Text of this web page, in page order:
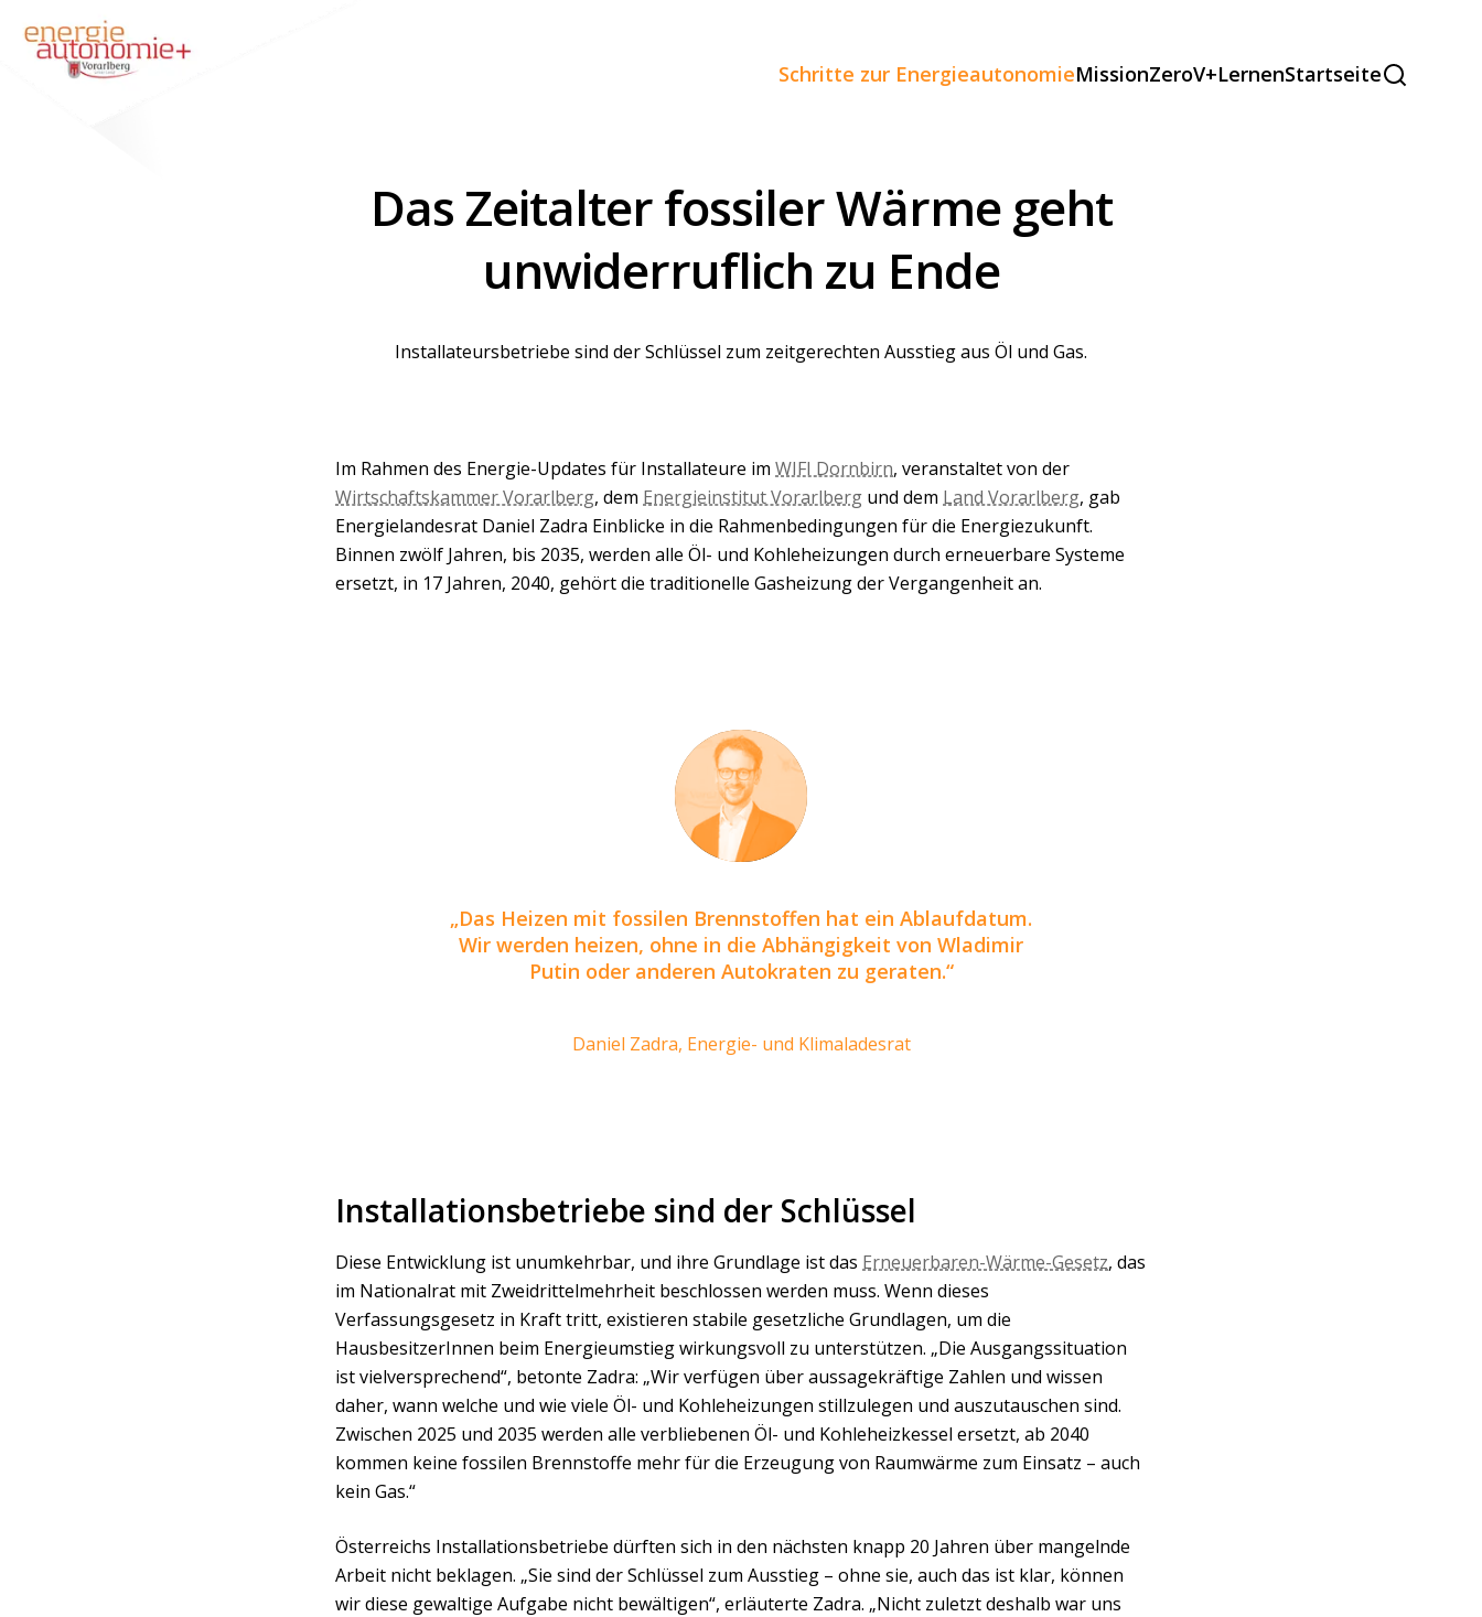
Schritte zur EnergieautonomieMissionZeroV+LernenStartseite
Das Zeitalter fossiler Wärme geht
unwiderruflich zu Ende
Installateursbetriebe sind der Schlüssel zum zeitgerechten Ausstieg aus Öl und Gas.
Im Rahmen des Energie-Updates für Installateure im WIFI Dornbirn, veranstaltet von der
Wirtschaftskammer Vorarlberg, dem Energieinstitut Vorarlberg und dem Land Vorarlberg, gab
Energielandesrat Daniel Zadra Einblicke in die Rahmenbedingungen für die Energiezukunft.
Binnen zwölf Jahren, bis 2035, werden alle Öl- und Kohleheizungen durch erneuerbare Systeme
ersetzt, in 17 Jahren, 2040, gehört die traditionelle Gasheizung der Vergangenheit an.
Das Heizen mit fossilen Brennstoffen hat ein Ablaufdatum.
Wir werden heizen, ohne in die Abhängigkeit von Wladimir
Putin oder anderen Autokraten zu geraten.
Daniel Zadra, Energie- und Klimaladesrat
Installationsbetriebe sind der Schlüssel
Diese Entwicklung ist unumkehrbar, und ihre Grundlage ist das Erneuerbaren-Wärme-Gesetz, das
im Nationalrat mit Zweidrittelmehrheit beschlossen werden muss. Wenn dieses
Verfassungsgesetz in Kraft tritt, existieren stabile gesetzliche Grundlagen, um die
HausbesitzerInnen beim Energieumstieg wirkungsvoll zu unterstützen. „Die Ausgangssituation
ist vielversprechend“, betonte Zadra: „Wir verfügen über aussagekräftige Zahlen und wissen
daher, wann welche und wie viele Öl- und Kohleheizungen stillzulegen und auszutauschen sind.
Zwischen 2025 und 2035 werden alle verbliebenen Öl- und Kohleheizkessel ersetzt, ab 2040
kommen keine fossilen Brennstoffe mehr für die Erzeugung von Raumwärme zum Einsatz – auch
kein Gas.“
Österreichs Installationsbetriebe dürften sich in den nächsten knapp 20 Jahren über mangelnde
Arbeit nicht beklagen. „Sie sind der Schlüssel zum Ausstieg – ohne sie, auch das ist klar, können
wir diese gewaltige Aufgabe nicht bewältigen“, erläuterte Zadra. „Nicht zuletzt deshalb war uns